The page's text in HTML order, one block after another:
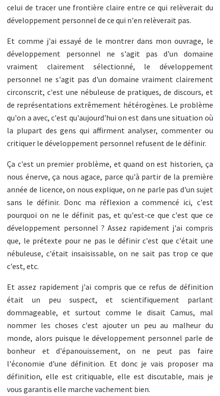
celui de tracer une frontière claire entre ce qui relèverait du
développement personnel de ce qui n'en relèverait pas.
Et comme j'ai essayé de le montrer dans mon ouvrage, le
développement personnel ne s'agit pas d'un domaine
vraiment clairement sélectionné, le développement
personnel ne s'agit pas d'un domaine vraiment clairement
circonscrit, c'est une nébuleuse de pratiques, de discours, et
de représentations extrêmement hétérogènes. Le problème
qu'on a avec, c'est qu'aujourd'hui on est dans une situation où
la plupart des gens qui affirment analyser, commenter ou
critiquer le développement personnel refusent de le définir.
Ça c'est un premier problème, et quand on est historien, ça
nous énerve, ça nous agace, parce qu'à partir de la première
année de licence, on nous explique, on ne parle pas d'un sujet
sans le définir. Donc ma réflexion a commencé ici, c'est
pourquoi on ne le définit pas, et qu'est-ce que c'est que ce
développement personnel ? Assez rapidement j'ai compris
que, le prétexte pour ne pas le définir c'est que c'était une
nébuleuse, c'était insaisissable, on ne sait pas trop ce que
c'est, etc.
Et assez rapidement j'ai compris que ce refus de définition
était un peu suspect, et scientifiquement parlant
dommageable, et surtout comme le disait Camus, mal
nommer les choses c'est ajouter un peu au malheur du
monde, alors puisque le développement personnel parle de
bonheur et d'épanouissement, on ne peut pas faire
l'économie d'une définition. Et donc je vais proposer ma
définition, elle est critiquable, elle est discutable, mais je
vous garantis elle marche vachement bien.